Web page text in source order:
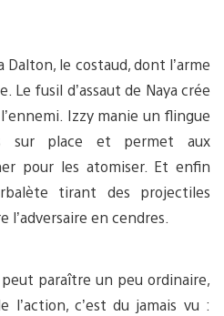
Dalton, le costaud, dont l’arme
Le fusil d’assaut de Naya crée
Izzy manie un flingue
sur place et permet aux
pour les atomiser. Et enfin
tirant des projectiles
l’adversaire en cendres.
paraître un peu ordinaire,
c’est du jamais vu :